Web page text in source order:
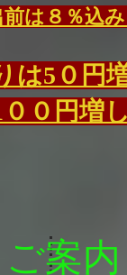
は８％込
は5０円
０円増
ご案内